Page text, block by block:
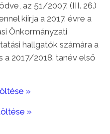
az 51/2007. (III. 26.)
kiírja a 2017. évre a
Önkormányzati
hallgatók számára a
a 2017/2018. tanév első
»
»